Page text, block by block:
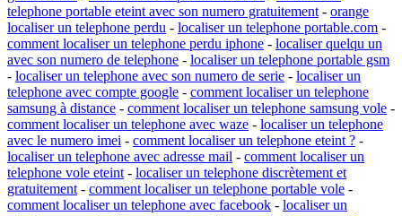
telephone portable eteint avec son numero gratuitement - orange
localiser un telephone perdu - localiser un telephone portable.com -
comment localiser un telephone perdu iphone - localiser quelqu un
avec son numero de telephone - localiser un telephone portable gsm
- localiser un telephone avec son numero de serie - localiser un
telephone avec compte google - comment localiser un telephone
samsung à distance - comment localiser un telephone samsung vole -
comment localiser un telephone avec waze - localiser un telephone
avec le numero imei - comment localiser un telephone eteint ? -
localiser un telephone avec adresse mail - comment localiser un
telephone vole eteint - localiser un telephone discrètement et
gratuitement - comment localiser un telephone portable vole -
comment localiser un telephone avec facebook - localiser un